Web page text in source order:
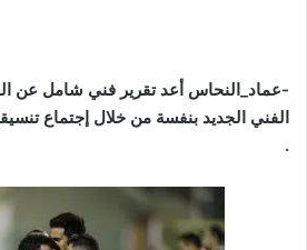
-عماد_النحاس أعد تقرير فني شامل عن
الفني الجديد بنفسة من خلال إجتماع
.